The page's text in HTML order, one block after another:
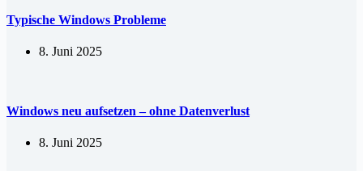
Typische Windows Probleme
8. Juni 2025
Windows neu aufsetzen – ohne Datenverlust
8. Juni 2025